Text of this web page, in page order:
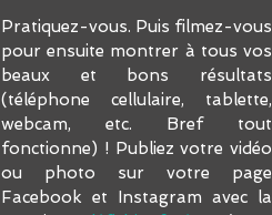
Pratiquez-vous. Puis filmez-vous
pour ensuite montrer à tous vos
beaux et bons résultats
(téléphone cellulaire, tablette,
webcam, etc. Bref tout
fonctionne) ! Publiez votre vidéo
ou photo sur votre page
Facebook et Instagram avec la